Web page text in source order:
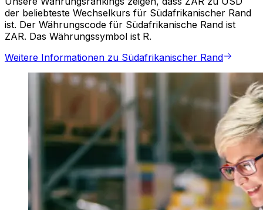
der beliebteste Wechselkurs für Südafrikanischer Rand
ist. Der Währungscode für Südafrikanische Rand ist
ZAR. Das Währungssymbol ist R.
Weitere Informationen zu Südafrikanischer Rand